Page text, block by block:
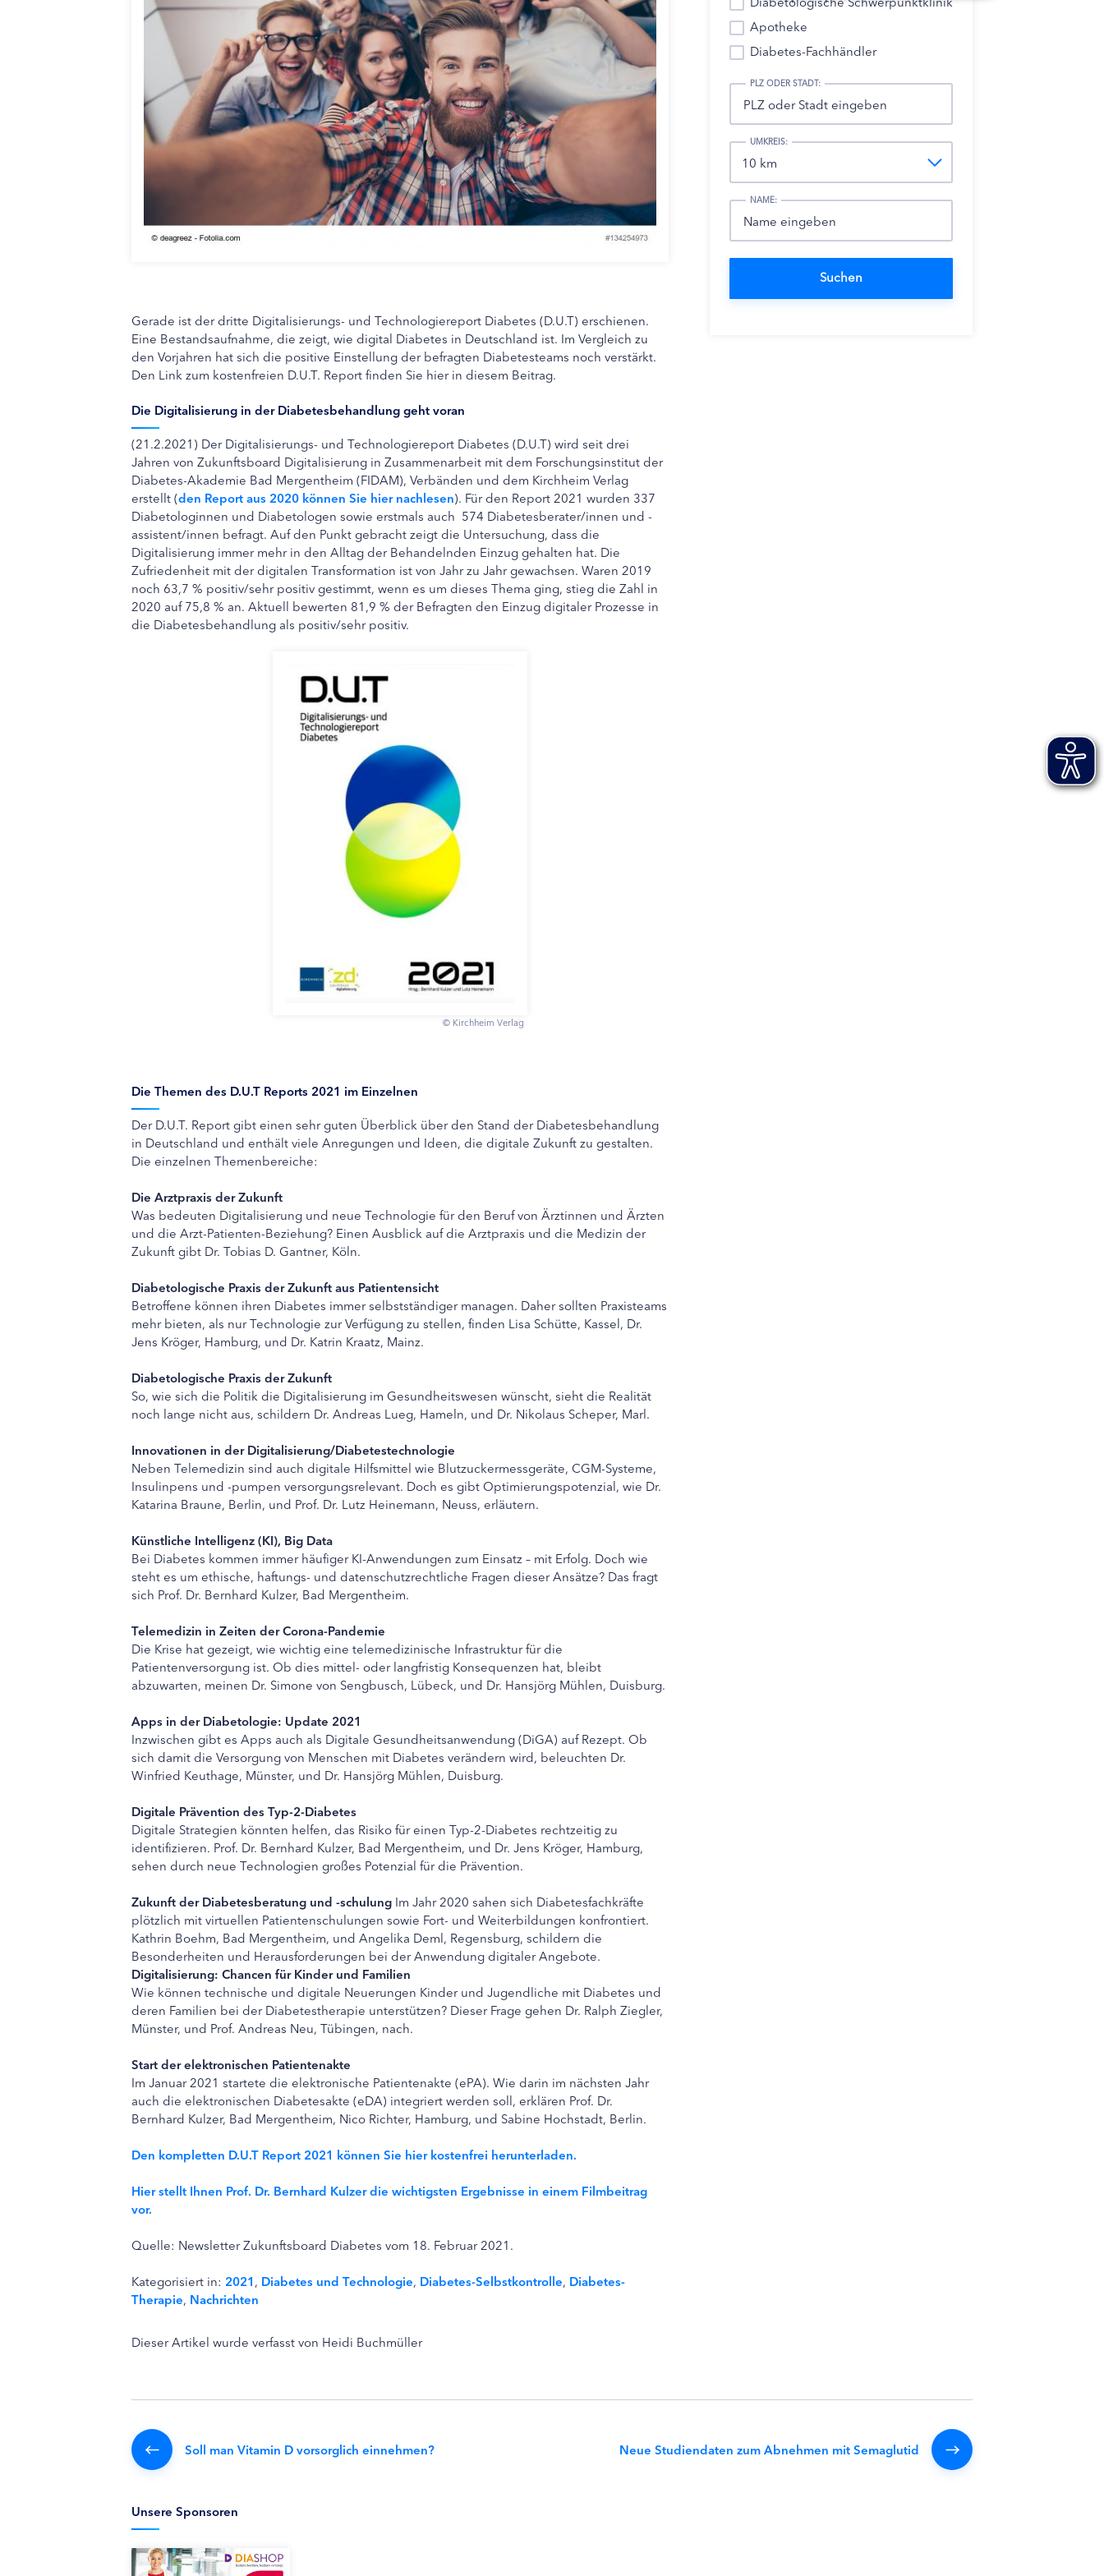
Gerade ist der dritte Digitalisierungs- und Technologiereport Diabetes (D.U.T) erschienen.
Eine Bestandsaufnahme, die zeigt, wie digital Diabetes in Deutschland ist. Im Vergleich zu
den Vorjahren hat sich die positive Einstellung der befragten Diabetesteams noch verstärkt.
Den Link zum kostenfreien D.U.T. Report finden Sie hier in diesem Beitrag.
Die Digitalisierung in der Diabetesbehandlung geht voran
(21.2.2021) Der Digitalisierungs- und Technologiereport Diabetes (D.U.T) wird seit drei
Jahren von Zukunftsboard Digitalisierung in Zusammenarbeit mit dem Forschungsinstitut der
Diabetes-Akademie Bad Mergentheim (FIDAM), Verbänden und dem Kirchheim Verlag
erstellt (den Report aus 2020 können Sie hier nachlesen). Für den Report 2021 wurden 337
Diabetologinnen und Diabetologen sowie erstmals auch 574 Diabetesberater/innen und -
assistent/innen befragt. Auf den Punkt gebracht zeigt die Untersuchung, dass die
Digitalisierung immer mehr in den Alltag der Behandelnden Einzug gehalten hat. Die
Zufriedenheit mit der digitalen Transformation ist von Jahr zu Jahr gewachsen. Waren 2019
noch 63,7 % positiv/sehr positiv gestimmt, wenn es um dieses Thema ging, stieg die Zahl in
2020 auf 75,8 % an. Aktuell bewerten 81,9 % der Befragten den Einzug digitaler Prozesse in
die Diabetesbehandlung als positiv/sehr positiv.
© Kirchheim Verlag
Die Themen des D.U.T Reports 2021 im Einzelnen
Der D.U.T. Report gibt einen sehr guten Überblick über den Stand der Diabetesbehandlung
in Deutschland und enthält viele Anregungen und Ideen, die digitale Zukunft zu gestalten.
Die einzelnen Themenbereiche:
Die Arztpraxis der Zukunft
Was bedeuten Digitalisierung und neue Technologie für den Beruf von Ärztinnen und Ärzten
und die Arzt-Patienten-Beziehung? Einen Ausblick auf die Arztpraxis und die Medizin der
Zukunft gibt Dr. Tobias D. Gantner, Köln.
Diabetologische Praxis der Zukunft aus Patientensicht
Betroffene können ihren Diabetes immer selbstständiger managen. Daher sollten Praxisteams
mehr bieten, als nur Technologie zur Verfügung zu stellen, finden Lisa Schütte, Kassel, Dr.
Jens Kröger, Hamburg, und Dr. Katrin Kraatz, Mainz.
Diabetologische Praxis der Zukunft
So, wie sich die Politik die Digitalisierung im Gesundheitswesen wünscht, sieht die Realität
noch lange nicht aus, schildern Dr. Andreas Lueg, Hameln, und Dr. Nikolaus Scheper, Marl.
Innovationen in der Digitalisierung/Diabetestechnologie
Neben Telemedizin sind auch digitale Hilfsmittel wie Blutzuckermessgeräte, CGM-Systeme,
Insulinpens und -pumpen versorgungsrelevant. Doch es gibt Optimierungspotenzial, wie Dr.
Katarina Braune, Berlin, und Prof. Dr. Lutz Heinemann, Neuss, erläutern.
Künstliche Intelligenz (KI), Big Data
Bei Diabetes kommen immer häufiger KI-Anwendungen zum Einsatz – mit Erfolg. Doch wie
steht es um ethische, haftungs- und datenschutzrechtliche Fragen dieser Ansätze? Das fragt
sich Prof. Dr. Bernhard Kulzer, Bad Mergentheim.
Telemedizin in Zeiten der Corona-Pandemie
Die Krise hat gezeigt, wie wichtig eine telemedizinische Infrastruktur für die
Patientenversorgung ist. Ob dies mittel- oder langfristig Konsequenzen hat, bleibt
abzuwarten, meinen Dr. Simone von Sengbusch, Lübeck, und Dr. Hansjörg Mühlen, Duisburg.
Apps in der Diabetologie: Update 2021
Inzwischen gibt es Apps auch als Digitale Gesundheitsanwendung (DiGA) auf Rezept. Ob
sich damit die Versorgung von Menschen mit Diabetes verändern wird, beleuchten Dr.
Winfried Keuthage, Münster, und Dr. Hansjörg Mühlen, Duisburg.
Digitale Prävention des Typ-2-Diabetes
Digitale Strategien könnten helfen, das Risiko für einen Typ-2-Diabetes rechtzeitig zu
identifizieren. Prof. Dr. Bernhard Kulzer, Bad Mergentheim, und Dr. Jens Kröger, Hamburg,
sehen durch neue Technologien großes Potenzial für die Prävention.
Zukunft der Diabetesberatung und -schulung Im Jahr 2020 sahen sich Diabetesfachkräfte
plötzlich mit virtuellen Patientenschulungen sowie Fort- und Weiterbildungen konfrontiert.
Kathrin Boehm, Bad Mergentheim, und Angelika Deml, Regensburg, schildern die
Besonderheiten und Herausforderungen bei der Anwendung digitaler Angebote.
Digitalisierung: Chancen für Kinder und Familien
Wie können technische und digitale Neuerungen Kinder und Jugendliche mit Diabetes und
deren Familien bei der Diabetestherapie unterstützen? Dieser Frage gehen Dr. Ralph Ziegler,
Münster, und Prof. Andreas Neu, Tübingen, nach.
Start der elektronischen Patientenakte
Im Januar 2021 startete die elektronische Patientenakte (ePA). Wie darin im nächsten Jahr
auch die elektronischen Diabetesakte (eDA) integriert werden soll, erklären Prof. Dr.
Bernhard Kulzer, Bad Mergentheim, Nico Richter, Hamburg, und Sabine Hochstadt, Berlin.
Den kompletten D.U.T Report 2021 können Sie hier kostenfrei herunterladen.
Hier stellt Ihnen Prof. Dr. Bernhard Kulzer die wichtigsten Ergebnisse in einem Filmbeitrag
vor.
Quelle: Newsletter Zukunftsboard Diabetes vom 18. Februar 2021.
Kategorisiert in: 2021, Diabetes und Technologie, Diabetes-Selbstkontrolle, Diabetes-
Therapie, Nachrichten
Dieser Artikel wurde verfasst von Heidi Buchmüller
Soll man Vitamin D vorsorglich einnehmen? Neue Studiendaten zum Abnehmen mit Semaglutid
Apotheke
Diabetes-Fachhändler
PLZ ODER STADT:
UMKREIS:
NAME:
Unsere Sponsoren